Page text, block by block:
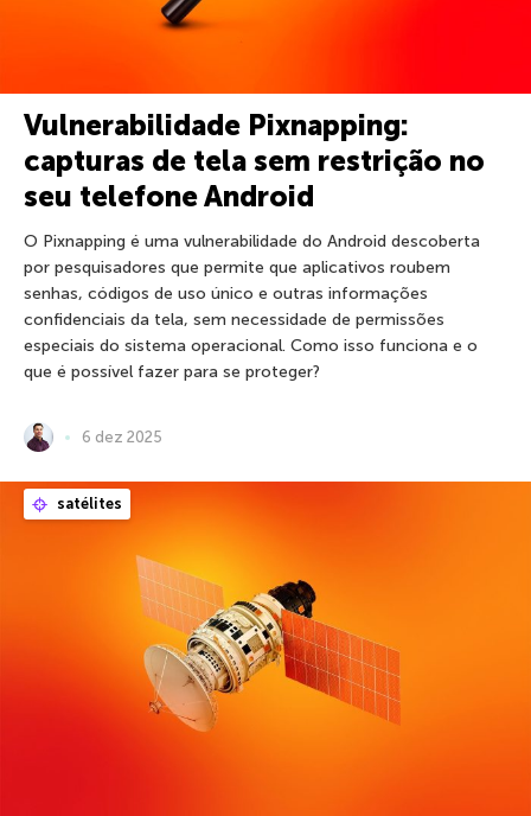
Vulnerabilidade Pixnapping:
capturas de tela sem restrição no
seu telefone Android
O Pixnapping é uma vulnerabilidade do Android descoberta
por pesquisadores que permite que aplicativos roubem
senhas, códigos de uso único e outras informações
confidenciais da tela, sem necessidade de permissões
especiais do sistema operacional. Como isso funciona e o
que é possível fazer para se proteger?
6 dez 2025
satélites